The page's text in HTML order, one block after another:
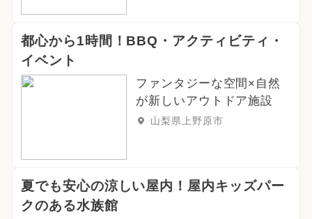
都心から1時間！BBQ・アクティビティ・
イベント
ファンタジーな空間×自然
が新しいアウトドア施設
山梨県上野原市
夏でも安心の涼しい屋内！屋内キッズパー
クのある水族館